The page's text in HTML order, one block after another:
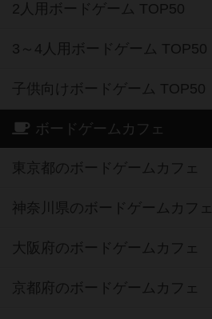
2人用ボードゲーム TOP50
3～4人用ボードゲーム TOP50
子供向けボードゲーム TOP50
ボードゲームカフェ
東京都のボードゲームカフェ
神奈川県のボードゲームカフェ
大阪府のボードゲームカフェ
京都府のボードゲームカフェ